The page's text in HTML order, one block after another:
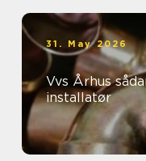
31. May 2026
Vvs Århus sådan vælger du den rigtige
installatør